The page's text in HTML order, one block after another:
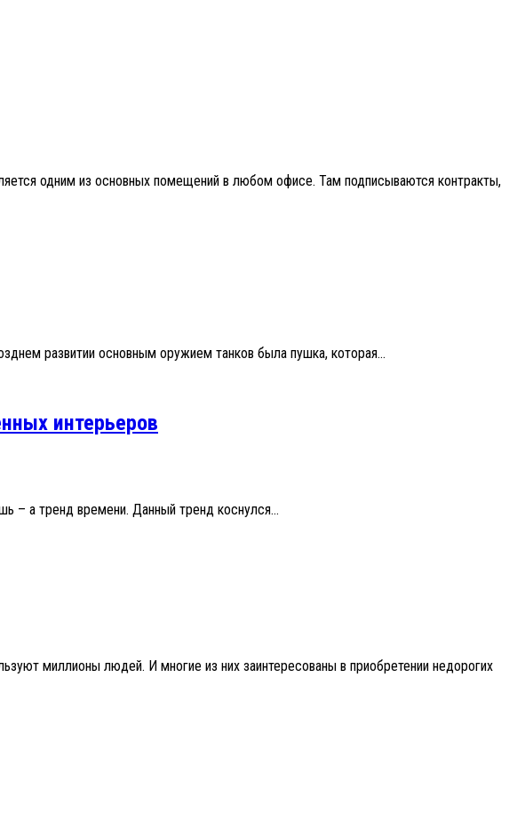
одним из основных помещений в любом офисе. Там подписываются контракты,
развитии основным оружием танков была пушка, которая...
интерьеров
– а тренд времени. Данный тренд коснулся...
миллионы людей. И многие из них заинтересованы в приобретении недорогих